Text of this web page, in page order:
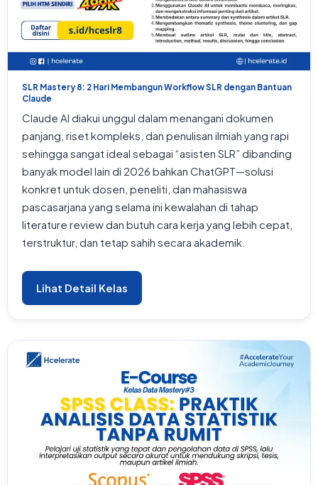
SLR Mastery 8: 2 Hari Membangun Workflow SLR dengan Bantuan
Claude
Claude AI diakui unggul dalam menangani dokumen
panjang, riset kompleks, dan penulisan ilmiah yang rapi
sehingga sangat ideal sebagai “asisten SLR” dibanding
banyak model lain di 2026 bahkan ChatGPT—solusi
konkret untuk dosen, peneliti, dan mahasiswa
pascasarjana yang selama ini kewalahan di tahap
literature review dan butuh cara kerja yang lebih cepat,
terstruktur, dan tetap sahih secara akademik.
Lihat Detail Kelas